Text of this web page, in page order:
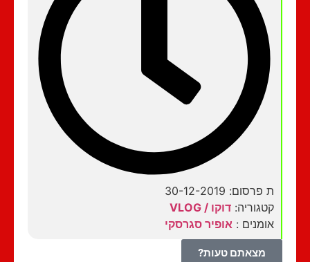
ת פרסום: 30-12-2019
קטגוריה:דוקו / VLOG
אומנים :אופיר סגרסקי
מצאתם טעות?